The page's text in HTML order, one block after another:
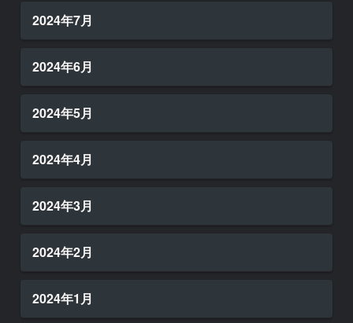
2024年7月
2024年6月
2024年5月
2024年4月
2024年3月
2024年2月
2024年1月